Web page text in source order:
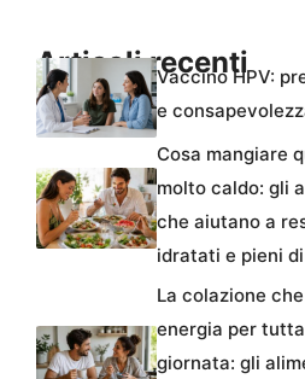
Articoli recenti
Vaccino HPV:
e
Cosa mangiare
molto caldo: gli
che aiutano a
idratati e pieni
La colazione
energia per
giornata: gli